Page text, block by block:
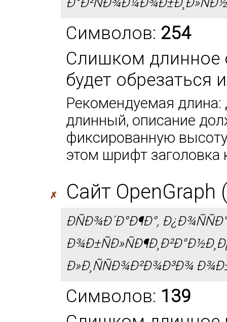
Символов: 254
Слишком длинное
будет обрезаться
Рекомендуемая длина:
длинный, описание
фиксированную
этом шрифт заголовка
✗ Сайт OpenGraph
ÐÑÐ¾Ð´Ð°Ð¶Ð°,
Ð»Ð¸ÑÑÐ¾Ð²Ð¾Ð³Ð¾
Символов: 139